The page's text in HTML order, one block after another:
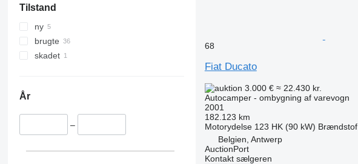
Tilstand
ny
brugte
skadet
År
–
68
Fiat Ducato
3.000 € ≈ 22.430 kr.
Autocamper - ombygning af varevogn
2001
182.123 km
Motorydelse 123 HK (90 kW) Brændstof
Belgien, Antwerp
AuctionPort
Kontakt sælgeren